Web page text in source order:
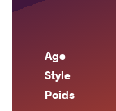
Age
Style
Poids